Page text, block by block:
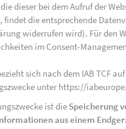
dieser bei dem Aufruf der
findet die entsprechende
widerrufen wird). Für den
im Consent-
sich nach dem IAB TCF
unter https://
ist die Speicherung
aus einem